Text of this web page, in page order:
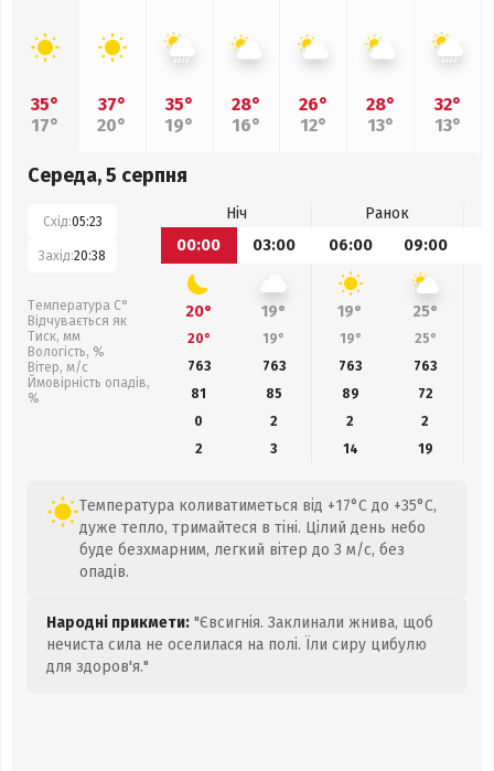
35°
17°
37°
20°
35°
19°
28°
16°
26°
12°
28°
13°
32°
13°
Середа, 5 серпня
Схід:05:23
Захід:20:38
Температура С°
Відчувається як
Тиск, мм
Вологість, %
Вітер, м/с
Ймовірність опадів,
%
Ніч
Ранок
00:00
03:00 06:00 09:00
20° 19° 19° 25°
20° 19° 19° 25°
763
763 763 763
81
85 89 72
0
2 2
2
2
3 14 19
Температура коливатиметься від +17°C до +35°C,
дуже тепло, тримайтеся в тіні. Цілий день небо
буде безхмарним, легкий вітер до 3 м/с, без
опадів.
Народні прикмети: "Євсигнія. Заклинали жнива, щоб
нечиста сила не оселилася на полі. Їли сиру цибулю
для здоров'я."